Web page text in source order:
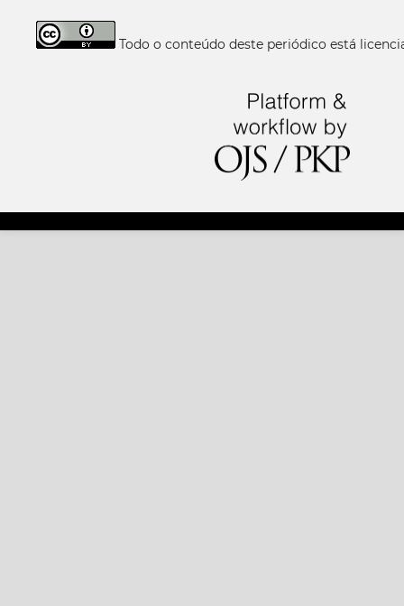
Todo o conteúdo deste periódico está